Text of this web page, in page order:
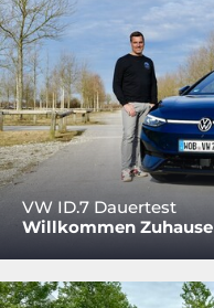
VW ID.7 Dauertest
Willkommen Zuhause